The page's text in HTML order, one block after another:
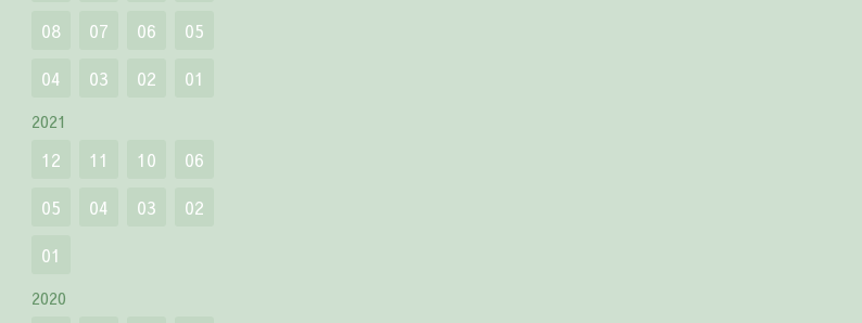
08 07 06
05
04
03 02 01
2021
12 11 10
06
05
04 03
02
01
2020